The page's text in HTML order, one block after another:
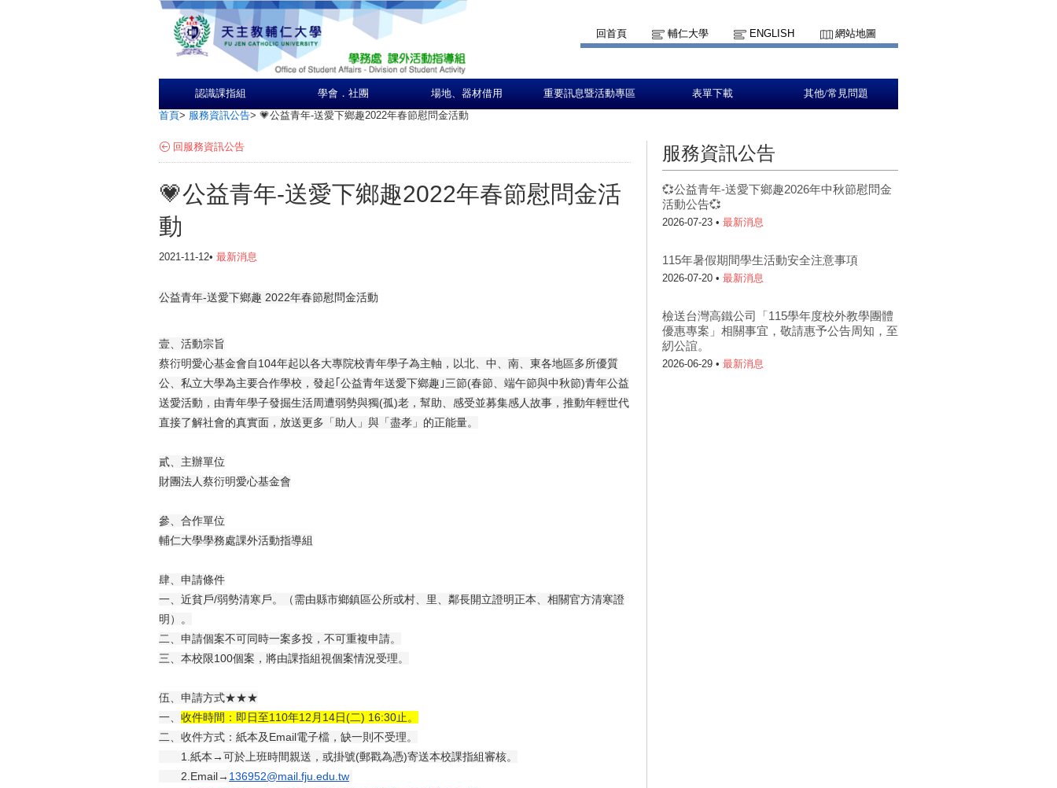
回首頁 輔仁大學 ENGLISH 網站地圖
認識課指組 學會．社團 場地、器材借用 重要訊息暨活動專區 表單下載 其他/常見問題
首頁> 服務資訊公告> 💗公益青年-送愛下鄉趣2022年春節慰問金活動
回服務資訊公告
💗公益青年-送愛下鄉趣2022年春節慰問金活
動
2021-11-12• 最新消息
公益青年-送愛下鄉趣 2022年春節慰問金活動
壹、活動宗旨
蔡衍明愛心基金會自104年起以各大專院校青年學子為主軸， 以北、中、南、東各地區多所優質
公、私立大學為主要合作學校， 發起｢公益青年送愛下鄉趣｣三節(春節、端午節與中秋節)青年公益
送愛活動，由青年學子發掘生活周遭弱勢與獨(孤)老， 幫助、感受並募集感人故事，推動年輕世代
直接了解社會的真實面， 放送更多「助人」與「盡孝」的正能量。
貳、主辦單位
財團法人蔡衍明愛心基金會
參、合作單位
輔仁大學學務處課外活動指導組
肆、申請條件
一、近貧戶/弱勢清寒戶。（需由縣市鄉鎮區公所或村、里、 鄰長開立證明正本、相關官方清寒證
明）。
二、申請個案不可同時一案多投，不可重複申請。
三、本校限100個案，將由課指組視個案情況受理。
伍、申請方式★★★
一、 收件時間：即日至110年12月14日(二) 16:30止。
二、收件方式：紙本及Email電子檔， 缺一則不受理。
1.紙本→可於上班時間親送，或掛號(郵戳為憑)寄送本校課指組審核。
2.Email→ 136952@mail.fju.edu.tw
服務資訊公告
💞公益青年-送愛下鄉趣2026年中秋節慰問金
活動公告💞
2026-07-23 • 最新消息
115年暑假期間學生活動安全注意事項
2026-07-20 • 最新消息
檢送台灣高鐵公司「115學年度校外教學團體
優惠專案」相關事宜，敬請惠予公告周知，至
紉公誼。
2026-06-29 • 最新消息